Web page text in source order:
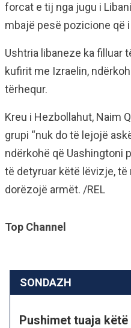
forcat e tij nga jugu i
mbajë pesë pozicione që
Ushtria libaneze ka filluar
kufirit me Izraelin,
tërhequr.
Kreu i Hezbollahut, Naim
grupi “nuk do të lejojë
ndërkohë që Uashingtoni
të detyruar këtë lëvizje,
dorëzojë armët. /REL
Top Channel
SONDAZH
Pushimet tuaja